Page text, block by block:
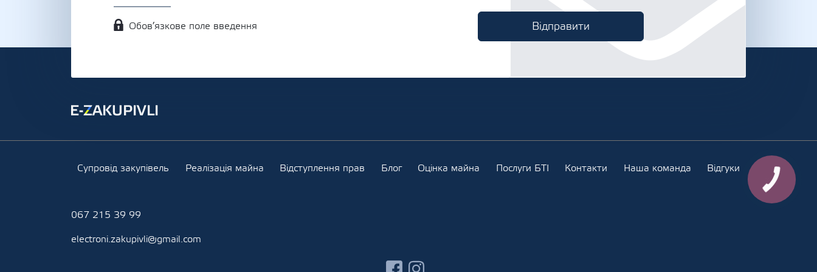
Обов’язкове поле введення
Супровід закупівель Реалізація майна Відступлення прав Блог Оцінка майна Послуги БТІ Контакти Наша команда Відгуки
067 215 39 99
electroni.zakupivli@gmail.com
facebook